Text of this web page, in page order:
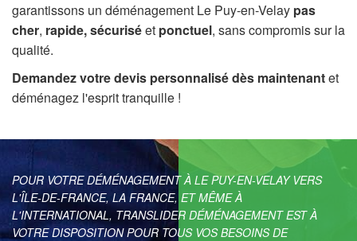
garantissons un déménagement Le Puy-en-Velay pas
cher, rapide, sécuriséet ponctuel, sans compromis sur la
qualité.
Demandez votre devis personnalisé dès maintenantet
déménagez l'esprit tranquille !
POUR VOTRE DÉMÉNAGEMENT À LE PUY-EN-VELAY VERS
L'ÎLE-DE-FRANCE, LA FRANCE, ET MÊME À
L'INTERNATIONAL, TRANSLIDER DÉMÉNAGEMENT EST À
VOTRE DISPOSITION POUR TOUS VOS BESOINS DE